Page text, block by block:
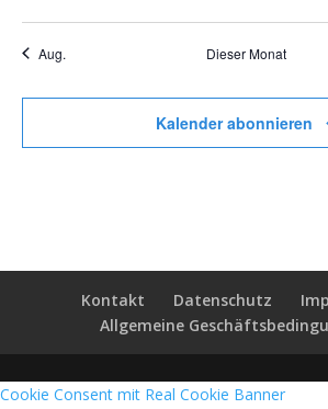
Aug. Dieser Monat
Kalender abonnieren
Kontakt Datenschutz
Allgemeine
Cookie Consent mit Real Cookie Banner